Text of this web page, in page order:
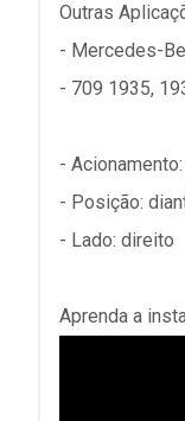
Outras
- Mercedes-
- 709 1935,
-
- Posição:
- Lado: direito
Aprenda a